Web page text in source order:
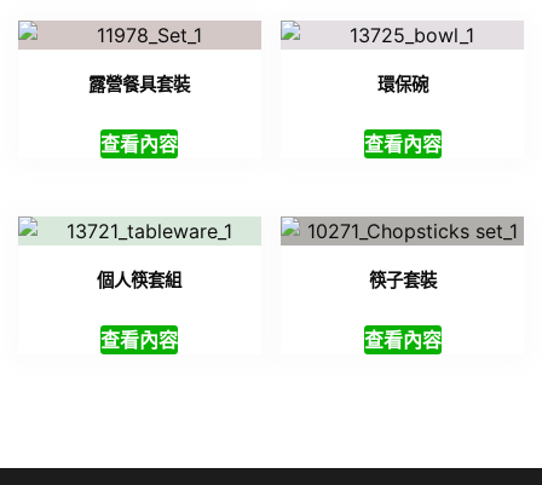
露營餐具套裝
查看內容
環保碗
查看內容
個人筷套組
查看內容
筷子套裝
查看內容